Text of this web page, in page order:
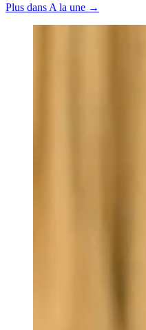
Plus dans A la une →